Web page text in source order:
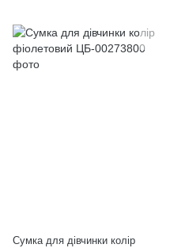
Сумка для дівчинки колір